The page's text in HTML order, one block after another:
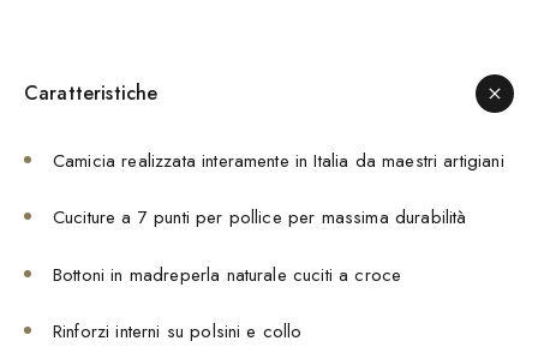
Caratteristiche
Camicia realizzata interamente in Italia da maestri artigiani
Cuciture a 7 punti per pollice per massima durabilità
Bottoni in madreperla naturale cuciti a croce
Rinforzi interni su polsini e collo